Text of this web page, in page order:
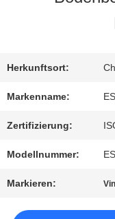
Herkunftsort:
Markenname:
Zertifizierung:
Modellnummer:
Markieren: